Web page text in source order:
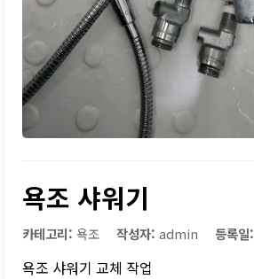
욕조 샤워기
카테고리: 욕조 작성자: admin 등록일:
욕조 샤워기 교체 작업